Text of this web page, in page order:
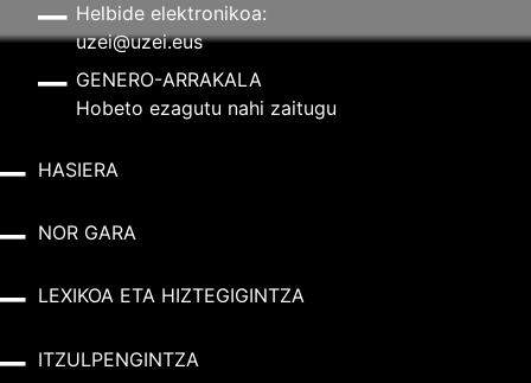
Helbide elektronikoa:
uzei@uzei.eus
GENERO-ARRAKALA
Hobeto ezagutu nahi zaitugu
HASIERA
NOR GARA
LEXIKOA ETA HIZTEGIGINTZA
ITZULPENGINTZA